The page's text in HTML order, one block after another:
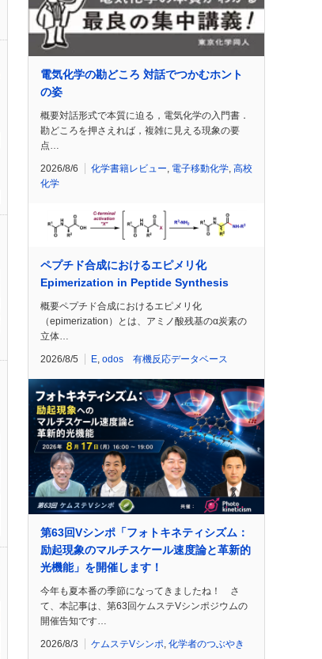
電気化学の勘どころ 対話でつかむホント
の姿
概要対話形式で本質に迫る，電気化学の入門書．
勘どころを押さえれば，複雑に見える現象の要
点…
2026/8/6 化学書籍レビュー 電子移動化学 高校
化学
ペプチド合成におけるエピメリ化
Epimerization in Peptide Synthesis
概要ペプチド合成におけるエピメリ化
（epimerization）とは、アミノ酸残基のα炭素の
立体…
2026/8/5 E odos 有機反応データベース
第63回Vシンポ「フォトキネティシズム：
励起現象のマルチスケール速度論と革新的
光機能」を開催します！
今年も夏本番の季節になってきましたね！ さ
て、本記事は、第63回ケムステVシンポジウムの
開催告知です…
2026/8/3 ケムステVシンポ, 化学者のつぶやき